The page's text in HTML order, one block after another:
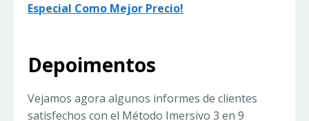
Especial Como Mejor Precio!
Depoimentos
Vejamos agora algunos informes de clientes
satisfechos con el Método Imersivo 3 en 9